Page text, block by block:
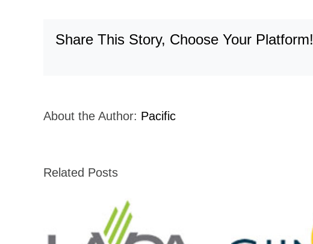
Share This Story, Choose Your Platform!
About the Author: Pacific
Related Posts